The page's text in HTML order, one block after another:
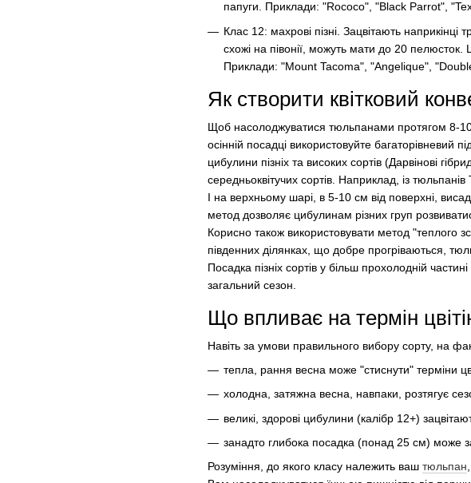
папуги. Приклади: "Rococo", "Black Parrot",
Клас 12: махрові пізні. Зацвітають
схожі на півонії, можуть мати до 20 пелюсток.
Приклади: "Mount Tacoma", "Angelique",
Як створити квітковий
Щоб насолоджуватися тюльпанами протягом 8-
осінній посадці використовуйте багаторівневий
цибулини пізніх та високих сортів (Дарвінові
середньоквітучих сортів. Наприклад, із тюльпанів
І на верхньому шарі, в 5-10 см від поверхні,
метод дозволяє цибулинам різних груп
Корисно також використовувати метод "теплого
південних ділянках, що добре прогріваються,
Посадка пізніх сортів у більш прохолодній
загальний сезон.
Що впливає на термін
Навіть за умови правильного вибору сорту, на
тепла, рання весна може "стиснути" терміни
холодна, затяжна весна, навпаки, розтягує
великі, здорові цибулини (калібр 12+)
занадто глибока посадка (понад 25 см) може
Розуміння, до якого класу належить ваш тюльпан